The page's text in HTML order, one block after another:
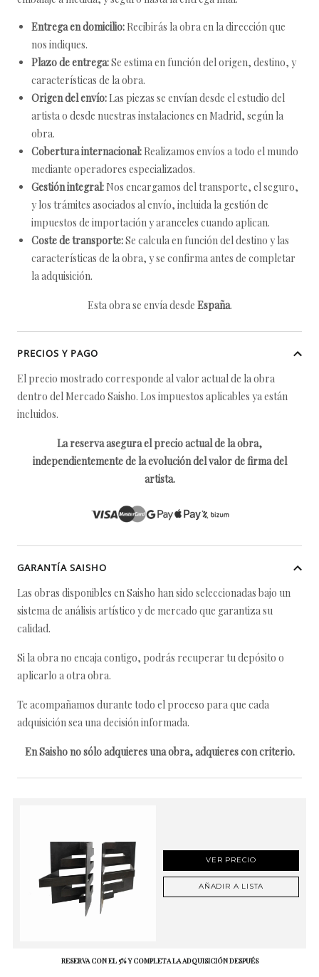
Entrega en domicilio: Recibirás la obra en la dirección que
nos indiques.
Plazo de entrega:Se estima en función del origen, destino, y
características de la obra.
Origen del envío: Las piezas se envían desde el estudio del
artista o desde nuestras instalaciones en Madrid, según la
obra.
Cobertura internacional: Realizamos envíos a todo el mundo
mediante operadores especializados.
Gestión integral: Nos encargamos del transporte, el seguro,
y los trámites asociados al envío, incluida la gestión de
impuestos de importación y aranceles cuando aplican.
Coste de transporte:Se calcula en función del destino y las
características de la obra, y se confirma antes de completar
la adquisición.
Esta obra se envía desde España.
PRECIOS Y PAGO
El precio mostrado corresponde al valor actual de la obra
dentro del Mercado Saisho. Los impuestos aplicables ya están
incluidos.
La reserva asegura el precio actual de la obra,
independientemente de la evolución del valor de firma del
artista.
GARANTÍA SAISHO
Las obras disponibles en Saisho han sido seleccionadas bajo un
sistema de análisis artístico y de mercado que garantiza su
calidad.
Si la obra no encaja contigo, podrás recuperar tu depósito o
aplicarlo a otra obra.
Te acompañamos durante todo el proceso para que cada
adquisición sea una decisión informada.
En Saisho no sólo adquieres una obra, adquieres con criterio.
VER PRECIO
AÑADIR A LISTA
RESERVA CON EL 5% Y COMPLETA LA ADQUISICIÓN DESPUÉS